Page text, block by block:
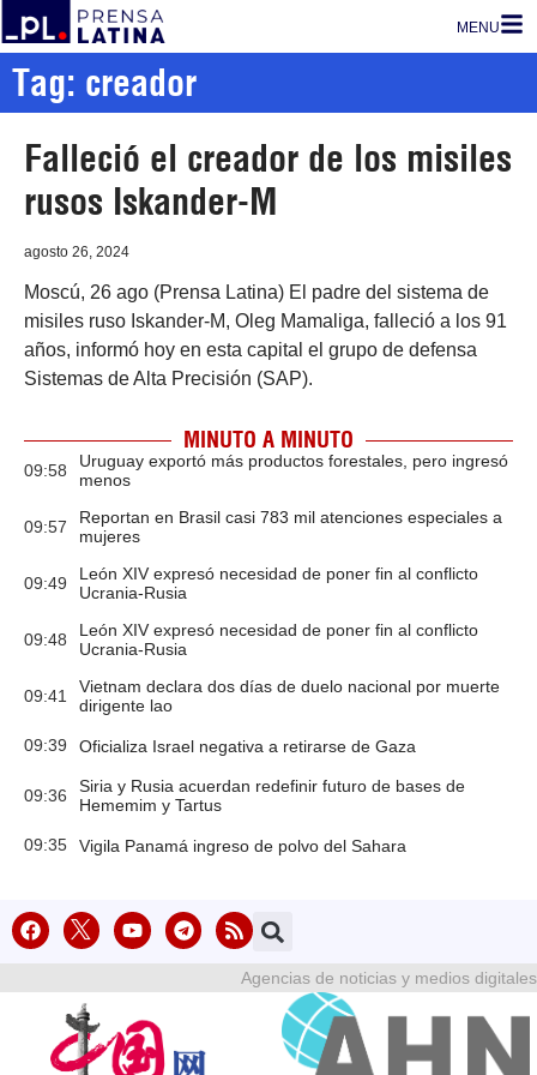
MENU
Tag: creador
Falleció el creador de los misiles
rusos Iskander-M
agosto 26, 2024
Moscú, 26 ago (Prensa Latina) El padre del sistema de
misiles ruso Iskander-M, Oleg Mamaliga, falleció a los 91
años, informó hoy en esta capital el grupo de defensa
Sistemas de Alta Precisión (SAP).
MINUTO A MINUTO
09:58
Uruguay exportó más productos forestales, pero ingresó
menos
09:57
Reportan en Brasil casi 783 mil atenciones especiales a
mujeres
09:49
León XIV expresó necesidad de poner fin al conflicto
Ucrania-Rusia
09:48
León XIV expresó necesidad de poner fin al conflicto
Ucrania-Rusia
09:41
Vietnam declara dos días de duelo nacional por muerte
dirigente lao
09:39 Oficializa Israel negativa a retirarse de Gaza
09:36
Siria y Rusia acuerdan redefinir futuro de bases de
Hememim y Tartus
09:35 Vigila Panamá ingreso de polvo del Sahara
Agencias de noticias y medios digitales